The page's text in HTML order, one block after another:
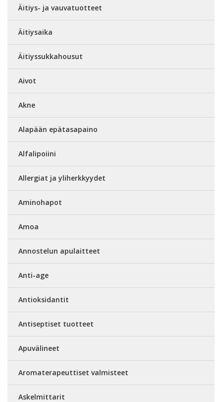
Äitiys- ja vauvatuotteet
Äitiysaika
Äitiyssukkahousut
Aivot
Akne
Alapään epätasapaino
Alfalipoiini
Allergiat ja yliherkkyydet
Aminohapot
Amoa
Annostelun apulaitteet
Anti-age
Antioksidantit
Antiseptiset tuotteet
Apuvälineet
Aromaterapeuttiset valmisteet
Askelmittarit